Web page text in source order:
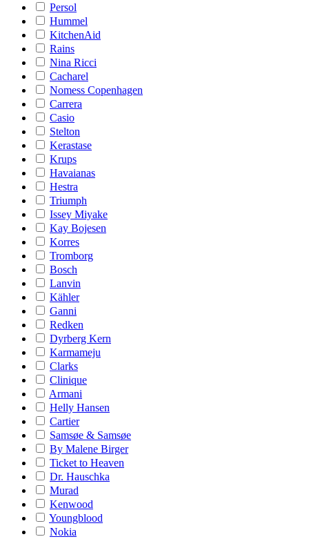
Persol
Hummel
KitchenAid
Rains
Nina Ricci
Cacharel
Nomess Copenhagen
Carrera
Casio
Stelton
Kerastase
Krups
Havaianas
Hestra
Triumph
Issey Miyake
Kay Bojesen
Korres
Tromborg
Bosch
Lanvin
Kähler
Ganni
Redken
Dyrberg Kern
Karmameju
Clarks
Clinique
Armani
Helly Hansen
Cartier
Samsøe & Samsøe
By Malene Birger
Ticket to Heaven
Dr. Hauschka
Murad
Kenwood
Youngblood
Nokia